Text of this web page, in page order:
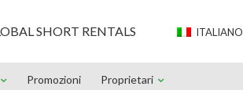
SHORT RENTALS ITALIANO
Promozioni Proprietari